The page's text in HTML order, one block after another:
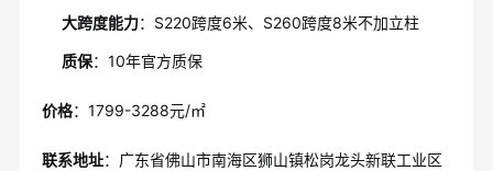
大跨度能力：S220跨度6米、S260跨度8米不加立柱
质保：10年官方质保
价格：1799-3288元/㎡
联系地址：广东省佛山市南海区狮山镇松岗龙头新联工业区